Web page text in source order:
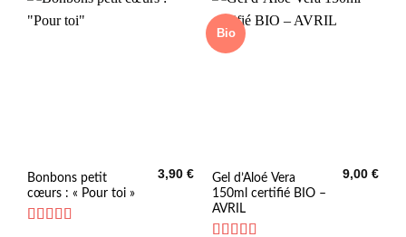
Bonbons petit
cœurs : « Pour toi »
3,90€
Bio
Gel d’Aloé Vera
150ml certifié BIO –
AVRIL
9,00€